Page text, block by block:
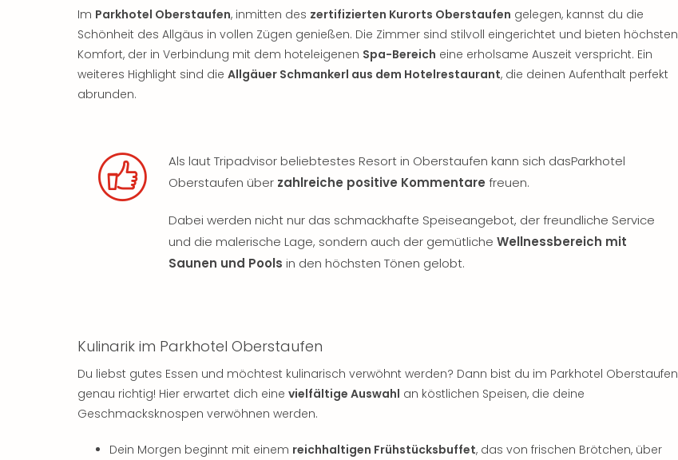
Im Parkhotel Oberstaufen, inmitten des zertifizierten Kurorts Oberstaufen gelegen, kannst du die
Schönheit des Allgäus in vollen Zügen genießen. Die Zimmer sind stilvoll eingerichtet und bieten höchsten
Komfort, der in Verbindung mit dem hoteleigenen Spa-Bereich eine erholsame Auszeit verspricht. Ein
weiteres Highlight sind die Allgäuer Schmankerl aus dem Hotelrestaurant, die deinen Aufenthalt perfekt
abrunden.
Als laut Tripadvisor beliebtestes Resort in Oberstaufen kann sich dasParkhotel
Oberstaufen über zahlreiche positive Kommentare freuen.
Dabei werden nicht nur das schmackhafte Speiseangebot, der freundliche Service
und die malerische Lage, sondern auch der gemütliche Wellnessbereich mit
Saunen und Pools in den höchsten Tönen gelobt.
Kulinarik im Parkhotel Oberstaufen
Du liebst gutes Essen und möchtest kulinarisch verwöhnt werden? Dann bist du im Parkhotel Oberstaufen
genau richtig! Hier erwartet dich eine vielfältige Auswahl an köstlichen Speisen, die deine
Geschmacksknospen verwöhnen werden.
Dein Morgen beginnt mit einem reichhaltigen Frühstücksbuffet, das von frischen Brötchen, über